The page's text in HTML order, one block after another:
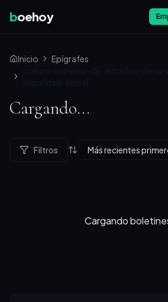
boehoy
Inicio
Epígrafes
cuerpo-superior-de-letrados-de-la-
seguridad-social
Cargando...
Filtros
Cargando